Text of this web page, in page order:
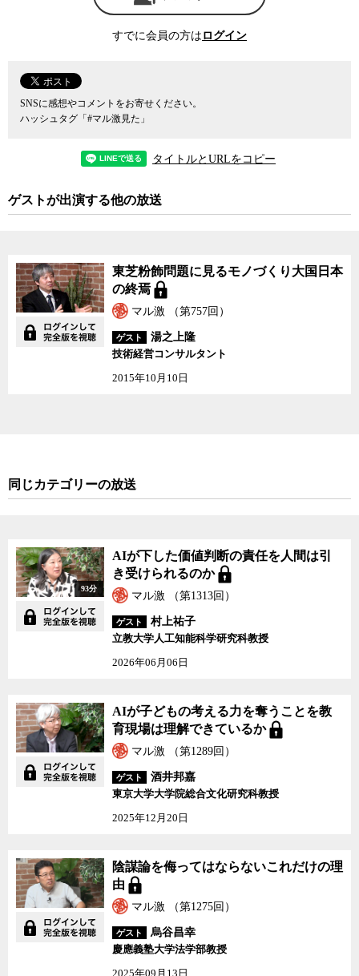
技術者として従事し、半導体業界の現状に詳しい湯之上隆氏は、日
本の凋落は市場のニーズを顧みず、市場が求めていない種類の半導
体を作り続けてしまった結果だと指摘する。日本の半導体産業が世
ピュータに使われていたため、半導体にも高精度で耐久性の高い製
品が求められていた。そのニーズをいち早く満たすことに成功し、
世界市場を席巻したのが、日本の半導体メーカーだった。しかし
（PC）や携帯電話、そしてスマートフォンなどのIT機器や家電へと
推移するなかで、ハイスペックで高品質ながらその分不必要に高価
う。莫大な数の半導体が必要になった市場では多少性能や精度は落
併やコンソーシアム（企業の連合体）などを組織して、莫大な税金
を注ぎ込むことで何とかグローバル競争に立ち向かおうとした。し
かし、複数のメーカーが参加する合弁企業やコンソーシアムは、社
内の主導権争いに終始したり、技術屋のプライドが邪魔したりなど
して、相変わらず市場が求めている半導体を供給することができな
の15兆円にすることを目標に、2兆円の補助金を投じている。しか
いるが、そのどれをとっても日本の半導体産業の復権に寄与するこ
とが期待できないという。しかも、海外の工場を補助金を使って誘
致するにあたり、日本向けの製品を優先的に作るよう求めるなどの
条件を全く付けていないため、日本国内の半導体の安定供給に寄与
することも期待できない。これではわれわれの血税の2兆円が何のた
めに注ぎ込まれているのかがわからない。
の復権はあり得ないが、それには時間がかかる。また、日本は半導
体そのものの世界シェアは失ってしまったが、半導体材料や製造装
置では依然として高いシェアを維持している。日本のこうした技術
を使わなければ、世界のどの国でも半導体は作れないといっても過
言ではないのだという。多額の補助金を海外の半導体メーカーに献
遣いをするくらいなら、日本が強みを持つ分野をより強化していく
なぜ今あらためて半導体が注目されているのか。日本が国際競争
に負けたのはなぜか。経産省主導の日本の半導体政策は何が間違っ
ているのか。半導体競争に負けることで日本はどのようなリスクを
抱えることになるのか、などについて、日立などで半導体技術者と
して従事してきた技術経営コンサルタントの湯之上氏と、ジャーナ
すでに会員の方は ログイン
SNSに感想やコメントをお寄せください。
ハッシュタグ「#マル激見た」
タイトルとURLをコピー
ゲストが出演する他の放送
東芝粉飾問題に見るモノづくり大国日本
の終焉
マル激 （第757回）
ゲスト
湯之上隆
技術経営コンサルタント
2015年10月10日
同じカテゴリーの放送
93分
AIが下した価値判断の責任を人間は引
き受けられるのか
マル激 （第1313回）
ゲスト
村上祐子
立教大学人工知能科学研究科教授
2026年06月06日
AIが子どもの考える力を奪うことを教
育現場は理解できているか
マル激 （第1289回）
ゲスト
酒井邦嘉
東京大学大学院総合文化研究科教授
2025年12月20日
陰謀論を侮ってはならないこれだけの理
由
マル激 （第1275回）
ゲスト
烏谷昌幸
慶應義塾大学法学部教授
2025年09月13日